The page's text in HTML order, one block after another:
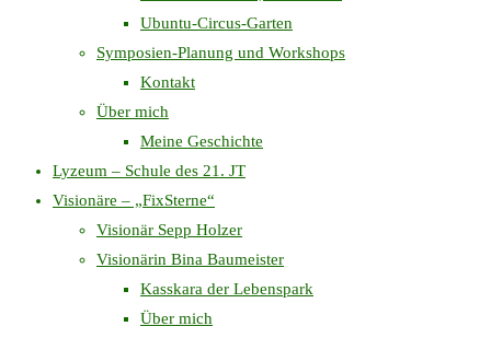
Ubuntu-Circus-Garten
Symposien-Planung und Workshops
Kontakt
Über mich
Meine Geschichte
Lyzeum – Schule des 21. JT
Visionäre – „FixSterne“
Visionär Sepp Holzer
Visionärin Bina Baumeister
Kasskara der Lebenspark
Über mich